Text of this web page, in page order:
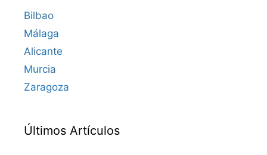
Bilbao
Málaga
Alicante
Murcia
Zaragoza
Últimos Artículos